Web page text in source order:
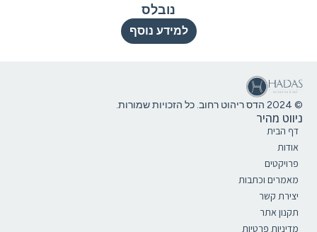
נובלס
למידע נוסף
© 2024 הדס ריהוט רחוב. כל הזכויות שמורות.
ניווט מהיר
דף הבית
אודות
פרויקטים
מאמרים וכתבות
יצירת קשר
תקנון אתר
מדיניות פרטיות